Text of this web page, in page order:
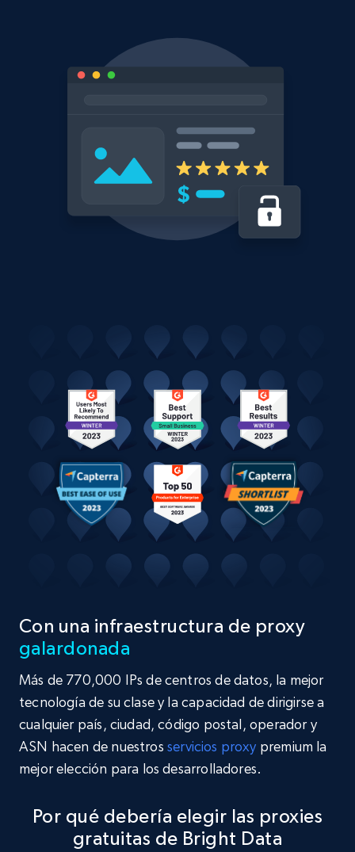
Con una infraestructura de proxy
galardonada
Más de 770,000 IPs de centros de datos, la mejor
tecnología de su clase y la capacidad de dirigirse a
cualquier país, ciudad, código postal, operador y
ASN hacen de nuestros servicios proxy premium la
mejor elección para los desarrolladores.
Por qué debería elegir las proxies
gratuitas de Bright Data